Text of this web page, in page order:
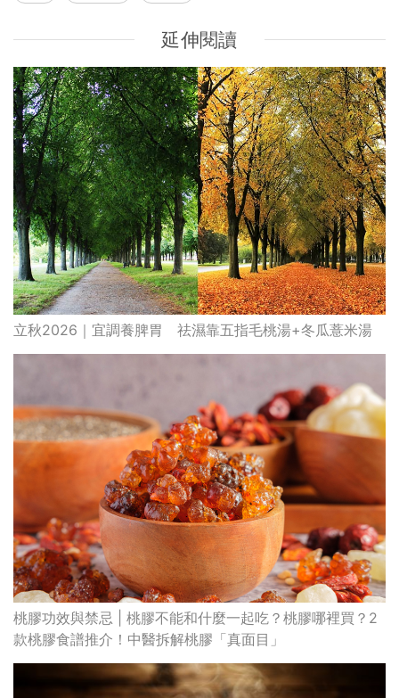
延伸閱讀
立秋2026｜宜調養脾胃 祛濕靠五指毛桃湯+冬瓜薏米湯
桃膠功效與禁忌 | 桃膠不能和什麼一起吃？桃膠哪裡買？2
款桃膠食譜推介！中醫拆解桃膠「真面目」